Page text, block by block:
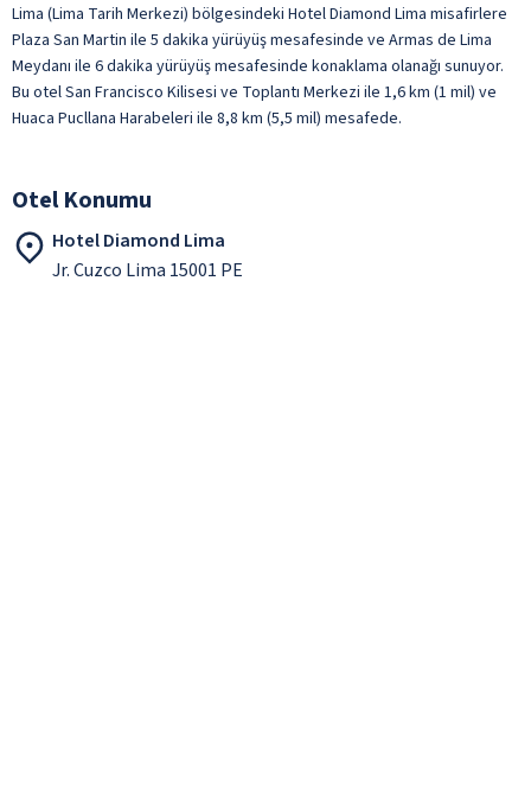
Lima (Lima Tarih Merkezi) bölgesindeki Hotel Diamond Lima misafirlere
Plaza San Martin ile 5 dakika yürüyüş mesafesinde ve Armas de Lima
Meydanı ile 6 dakika yürüyüş mesafesinde konaklama olanağı sunuyor.
Bu otel San Francisco Kilisesi ve Toplantı Merkezi ile 1,6 km (1 mil) ve
Huaca Pucllana Harabeleri ile 8,8 km (5,5 mil) mesafede.
Otel Konumu
Hotel Diamond Lima
Jr. Cuzco Lima 15001 PE